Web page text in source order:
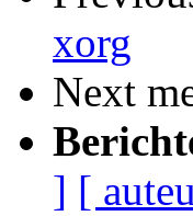
xorg
Next
] [